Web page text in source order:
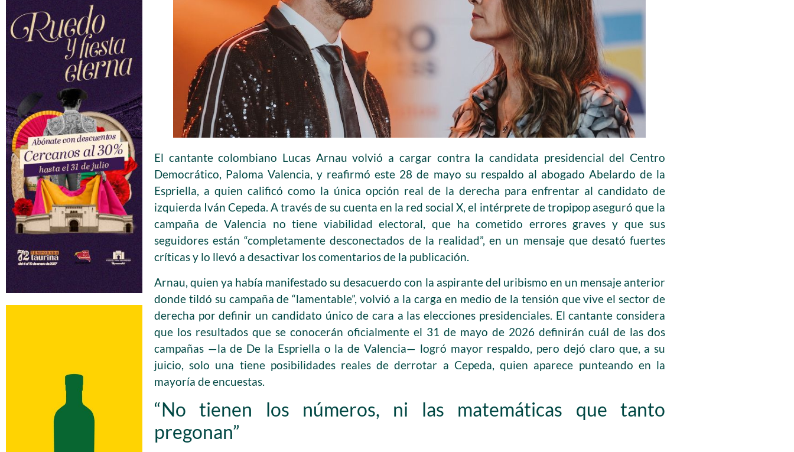
El cantante colombiano Lucas Arnau volvió a cargar contra la candidata presidencial del Centro
Democrático, Paloma Valencia, y reafirmó este 28 de mayo su respaldo al abogado Abelardo de la
Espriella, a quien calificó como la única opción real de la derecha para enfrentar al candidato de
izquierda Iván Cepeda. A través de su cuenta en la red social X, el intérprete de tropipop aseguró que la
campaña de Valencia no tiene viabilidad electoral, que ha cometido errores graves y que sus
seguidores están “completamente desconectados de la realidad”, en un mensaje que desató fuertes
críticas y lo llevó a desactivar los comentarios de la publicación.
Arnau, quien ya había manifestado su desacuerdo con la aspirante del uribismo en un mensaje anterior
donde tildó su campaña de “lamentable”, volvió a la carga en medio de la tensión que vive el sector de
derecha por definir un candidato único de cara a las elecciones presidenciales. El cantante considera
que los resultados que se conocerán oficialmente el 31 de mayo de 2026 definirán cuál de las dos
campañas —la de De la Espriella o la de Valencia— logró mayor respaldo, pero dejó claro que, a su
juicio, solo una tiene posibilidades reales de derrotar a Cepeda, quien aparece punteando en la
mayoría de encuestas.
“No tienen los números, ni las matemáticas que tanto
pregonan”